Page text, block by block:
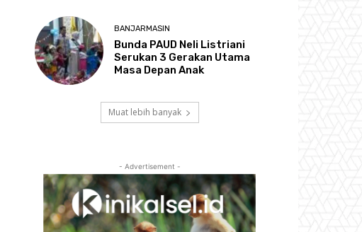
BANJARMASIN
Bunda PAUD Neli Listriani
Serukan 3 Gerakan Utama
Masa Depan Anak
Muat lebih banyak
- Advertisement -